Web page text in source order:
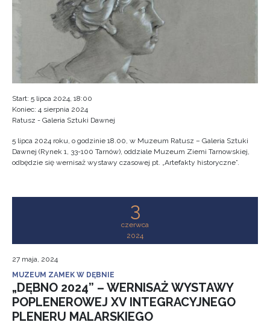
Start: 5 lipca 2024, 18:00
Koniec: 4 sierpnia 2024
Ratusz - Galeria Sztuki Dawnej
5 lipca 2024 roku, o godzinie 18.00, w Muzeum Ratusz – Galeria Sztuki
Dawnej (Rynek 1, 33-100 Tarnów), oddziale Muzeum Ziemi Tarnowskiej,
odbędzie się wernisaż wystawy czasowej pt. „Artefakty historyczne”.
3
czerwca
2024
27 maja, 2024
MUZEUM ZAMEK W DĘBNIE
„DĘBNO 2024” – WERNISAŻ WYSTAWY
POPLENEROWEJ XV INTEGRACYJNEGO
PLENERU MALARSKIEGO